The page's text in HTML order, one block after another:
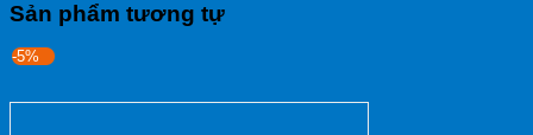
Sản phẩm tương tự
-5%